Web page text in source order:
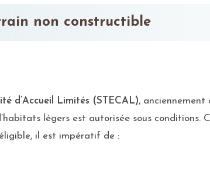
non constructible
d’Accueil Limités (STECAL), anciennement
légers est autorisée sous conditions.
il est impératif de :